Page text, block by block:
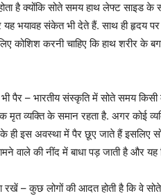
होता है क्योंकि सोते समय हाथ लेफ्ट
संकेत भी देते हैं. साथ ही हृदय पर
कोशिश करनी चाहिए कि हाथ शरीर के
पैर – भारतीय संस्कृति में सोते समय किसी
मृत व्यक्ति के समान रहता है. अगर कोई
के ही इस अवस्था में पैर छूए जाते हैं इसलिए
वाले की नींद में बाधा पड़ जाती है और यह
रखें – कुछ लोगों की आदत होती है कि वे